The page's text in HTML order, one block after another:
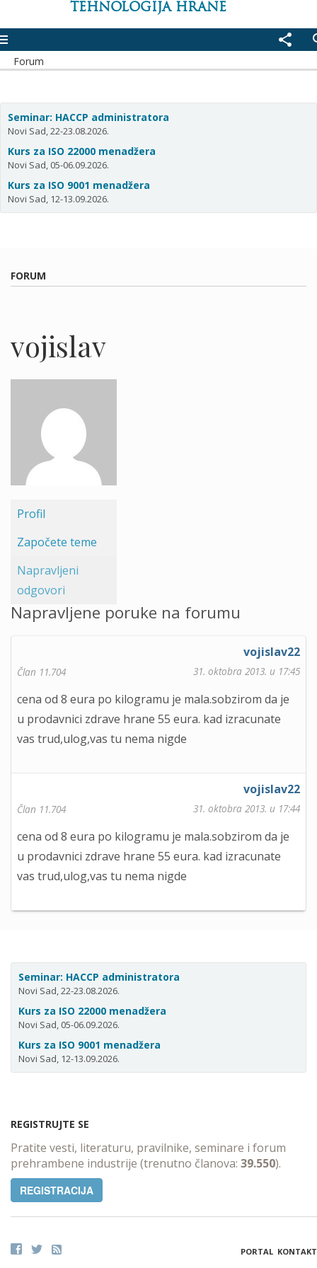
TEHNOLOGIJA HRANE
share
Forum
Seminar: HACCP administratora
Novi Sad, 22-23.08.2026.
Kurs za ISO 22000 menadžera
Novi Sad, 05-06.09.2026.
Kurs za ISO 9001 menadžera
Novi Sad, 12-13.09.2026.
FORUM
vojislav
Profil
Započete teme
Napravljeni
odgovori
Napravljene poruke na forumu
vojislav22
Član 11.704 31. oktobra 2013. u 17:45
cena od 8 eura po kilogramu je mala.sobzirom da je
u prodavnici zdrave hrane 55 eura. kad izracunate
vas trud,ulog,vas tu nema nigde
vojislav22
Član 11.704 31. oktobra 2013. u 17:44
cena od 8 eura po kilogramu je mala.sobzirom da je
u prodavnici zdrave hrane 55 eura. kad izracunate
vas trud,ulog,vas tu nema nigde
Seminar: HACCP administratora
Novi Sad, 22-23.08.2026.
Kurs za ISO 22000 menadžera
Novi Sad, 05-06.09.2026.
Kurs za ISO 9001 menadžera
Novi Sad, 12-13.09.2026.
REGISTRUJTE SE
Pratite vesti, literaturu, pravilnike, seminare i forum
prehrambene industrije (trenutno članova: 39.550).
REGISTRACIJA
PORTAL KONTAKT